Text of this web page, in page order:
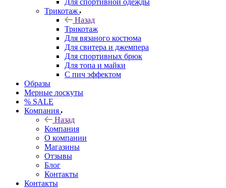
Для спортивной одежды
Трикотаж
Назад
Трикотаж
Для вязаного костюма
Для свитера и джемпера
Для спортивных брюк
Для топа и майки
С пич эффектом
Образы
Мерные лоскуты
% SALE
Компания
Назад
Компания
О компании
Магазины
Отзывы
Блог
Контакты
Контакты